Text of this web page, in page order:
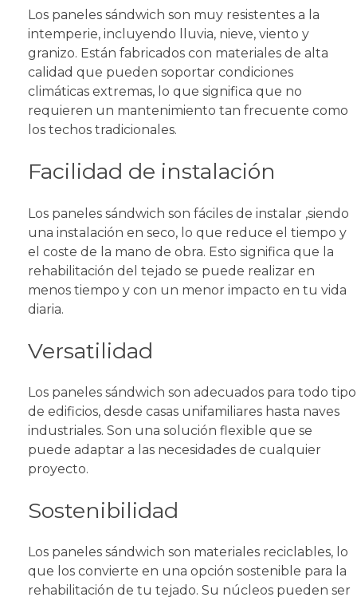
Los paneles sándwich son muy resistentes a la
intemperie, incluyendo lluvia, nieve, viento y
granizo. Están fabricados con materiales de alta
calidad que pueden soportar condiciones
climáticas extremas, lo que significa que no
requieren un mantenimiento tan frecuente como
los techos tradicionales.
Facilidad de instalación
Los paneles sándwich son fáciles de instalar ,siendo
una instalación en seco, lo que reduce el tiempo y
el coste de la mano de obra. Esto significa que la
rehabilitación del tejado se puede realizar en
menos tiempo y con un menor impacto en tu vida
diaria.
Versatilidad
Los paneles sándwich son adecuados para todo tipo
de edificios, desde casas unifamiliares hasta naves
industriales. Son una solución flexible que se
puede adaptar a las necesidades de cualquier
proyecto.
Sostenibilidad
Los paneles sándwich son materiales reciclables, lo
que los convierte en una opción sostenible para la
rehabilitación de tu tejado. Su núcleos pueden ser